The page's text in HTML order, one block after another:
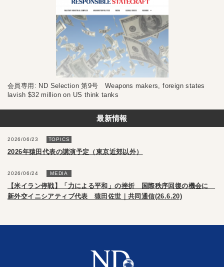
会員専用: ND Selection 第9号 Weapons makers, foreign states
lavish $32 million on US think tanks
最新情報
2026/06/23 TOPICS
2026年猿田代表の講演予定（東京近郊以外）
2026/06/24 MEDIA
【米イラン停戦】「力による平和」の挫折 国際秩序回復の機会に
新外交イニシアティブ代表 猿田佐世｜共同通信(26.6.20)